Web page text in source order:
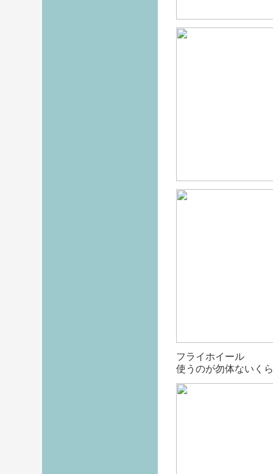
フライホイール
使うのが勿体ないく